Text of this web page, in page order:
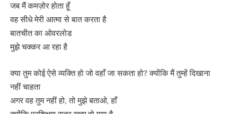
जब मैं कमज़ोर होता हूँ
वह सीधे मेरी आत्मा से बात करता है
बातचीत का ओवरलोड
मुझे चक्कर आ रहा है
क्या तुम कोई ऐसे व्यक्ति हो जो वहाँ जा सकता हो? क्योंकि मैं तुम्हें दिखाना
नहीं चाहता
अगर वह तुम नहीं हो, तो मुझे बताओ, हाँ